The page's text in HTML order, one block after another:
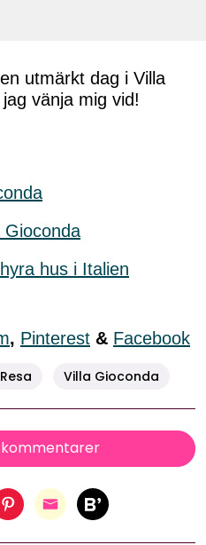
utmärkt dag i Villa
vänja mig vid!
Gioconda
hus i Italien
, Pinterest & Facebook
Resa Villa Gioconda